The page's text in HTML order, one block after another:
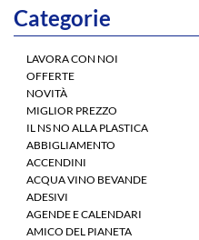
Categorie
LAVORA CON NOI
OFFERTE
NOVITÀ
MIGLIOR PREZZO
IL NS NO ALLA PLASTICA
ABBIGLIAMENTO
ACCENDINI
ACQUA VINO BEVANDE
ADESIVI
AGENDE E CALENDARI
AMICO DEL PIANETA